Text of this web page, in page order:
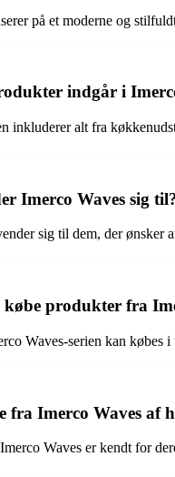
på et moderne og
indgår i
inkluderer alt fra
Imerco Waves sig
sig til dem, der ønsker
produkter fra
Waves-serien kan købes
fra Imerco Waves af
Waves er kendt for